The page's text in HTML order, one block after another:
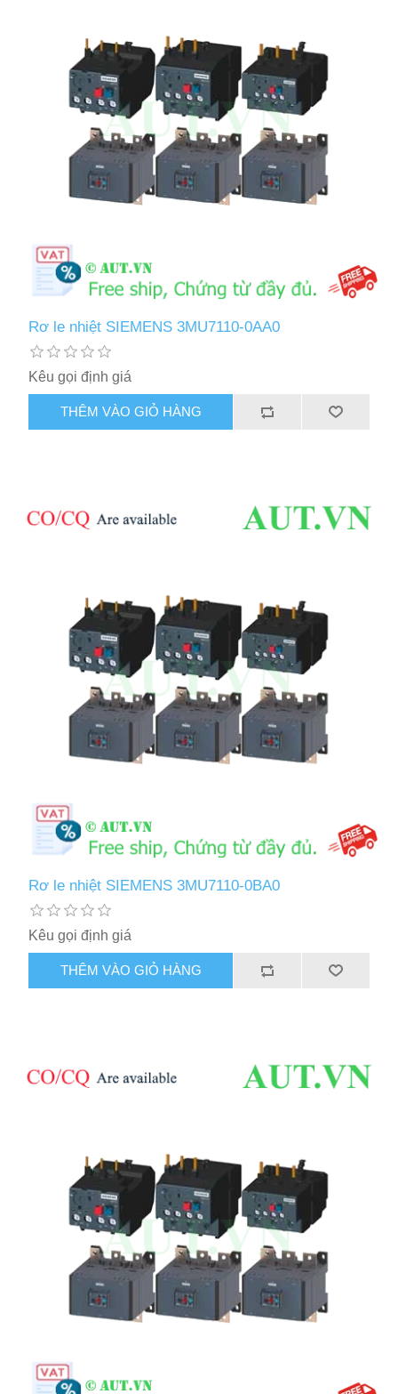
Rơ le nhiệt SIEMENS 3MU7110-0AA0
Kêu gọi định giá
THÊM VÀO GIỎ HÀNG
Rơ le nhiệt SIEMENS 3MU7110-0BA0
Kêu gọi định giá
THÊM VÀO GIỎ HÀNG